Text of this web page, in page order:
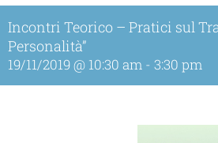
Incontri Teorico – Pratici sul
Personalità”
19/11/2019 @ 10:30 am - 3:30 pm